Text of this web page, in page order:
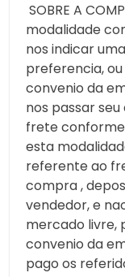
SOBRE A
modalidade
nos indicar
preferencia,
convenio da
nos passar
frete
esta
referente ao
compra ,
vendedor, e
mercado livre,
convenio da
pago os